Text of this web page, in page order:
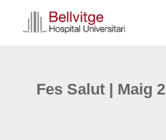
Fes Salut | Maig